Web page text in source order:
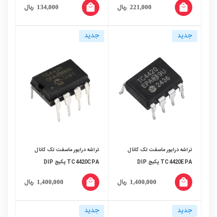
221,000 ریال local_mall
134,000 ریال local_mall
جدید
تراشه درایور ماسفت تک کانال
TC4420EPA پکیج DIP
1,400,000 ریال local_mall
جدید
تراشه درایور ماسفت تک کانال
TC4420CPA پکیج DIP
1,400,000 ریال local_mall
جدید جدید